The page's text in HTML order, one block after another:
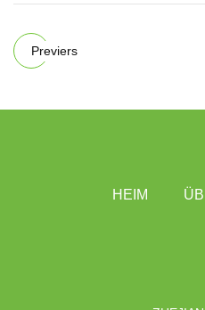
Previers
HEIM